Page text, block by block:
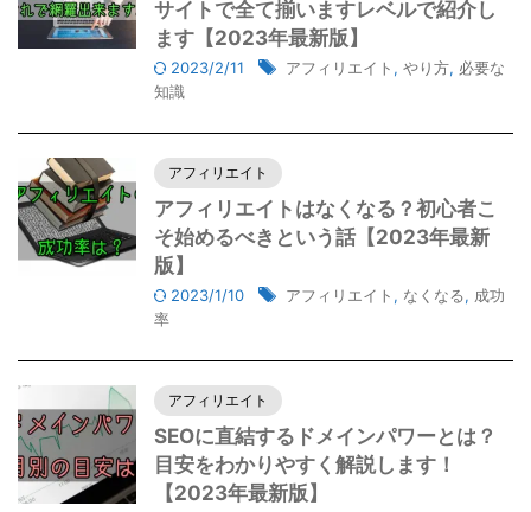
サイトで全て揃いますレベルで紹介し
ます【2023年最新版】
2023/2/11 アフィリエイト , やり方, 必要な
知識
アフィリエイト
アフィリエイトはなくなる？初心者こ
そ始めるべきという話【2023年最新
版】
2023/1/10 アフィリエイト , なくなる, 成功
率
アフィリエイト
SEOに直結するドメインパワーとは？
目安をわかりやすく解説します！
【2023年最新版】